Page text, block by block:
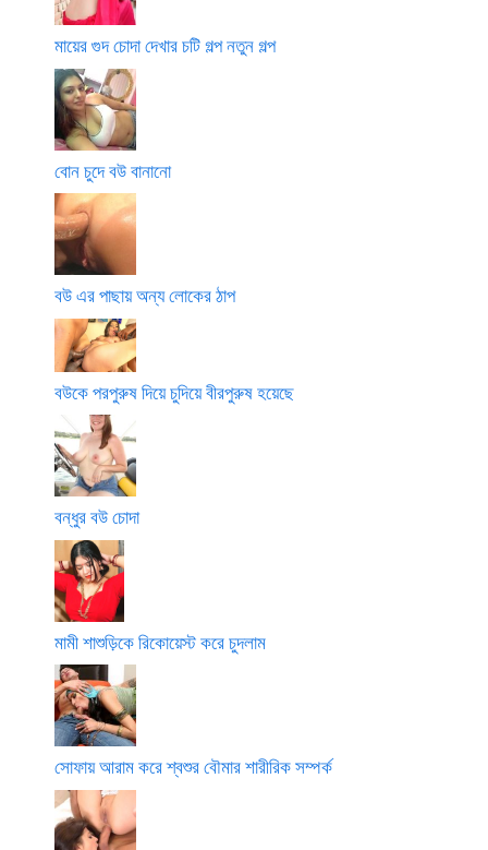
মায়ের গুদ চোদা দেখার চটি গল্প নতুন গল্প
বোন চুদে বউ বানানো
বউ এর পাছায় অন্য লোকের ঠাপ
বউকে পরপুরুষ দিয়ে চুদিয়ে বীরপুরুষ হয়েছে
বন্ধুর বউ চোদা
মামী শাশুড়িকে রিকোয়েস্ট করে চুদলাম
সোফায় আরাম করে শ্বশুর বৌমার শারীরিক সম্পর্ক